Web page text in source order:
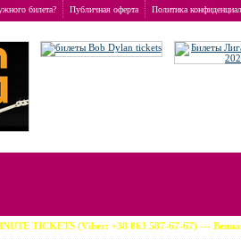
билета? Публичная оферта Политика
TICKETS (Viber: +38 063 587-67-67) --- Вениамин